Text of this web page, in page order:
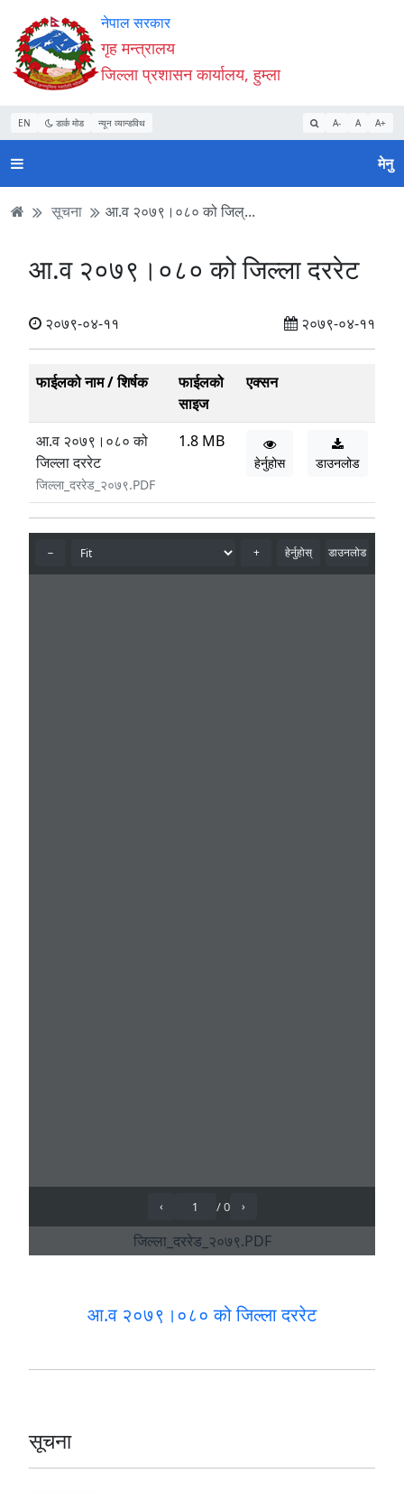
Accessibility
Mode
सुरु
गर्नुहोस्
सामाग्री
पढ्नुहाेस्
नेभिगेसन
पढ्नुहाेस्
वेबसाइट
खोजमा
जानुहोस्
नेपाल सरकार
गृह मन्त्रालय
जिल्ला प्रशासन कार्यालय, हुम्ला
EN डार्क मोड न्यून व्यान्डविथ A- A A+
मेनु
सूचना आ.व २०७९।०८० को जिल्...
आ.व २०७९।०८० को जिल्ला दररेट
२०७९-०४-११ २०७९-०४-११
फाईलको नाम / शिर्षक
फाईलको
साइज
एक्सन
आ.व २०७९।०८० को
जिल्ला दररेट
जिल्ला_दररेड_२०७९.PDF
1.8 MB
हेर्नुहोस डाउनलोड
आ.व २०७९।०८० को जिल्ला दररेट
सूचना